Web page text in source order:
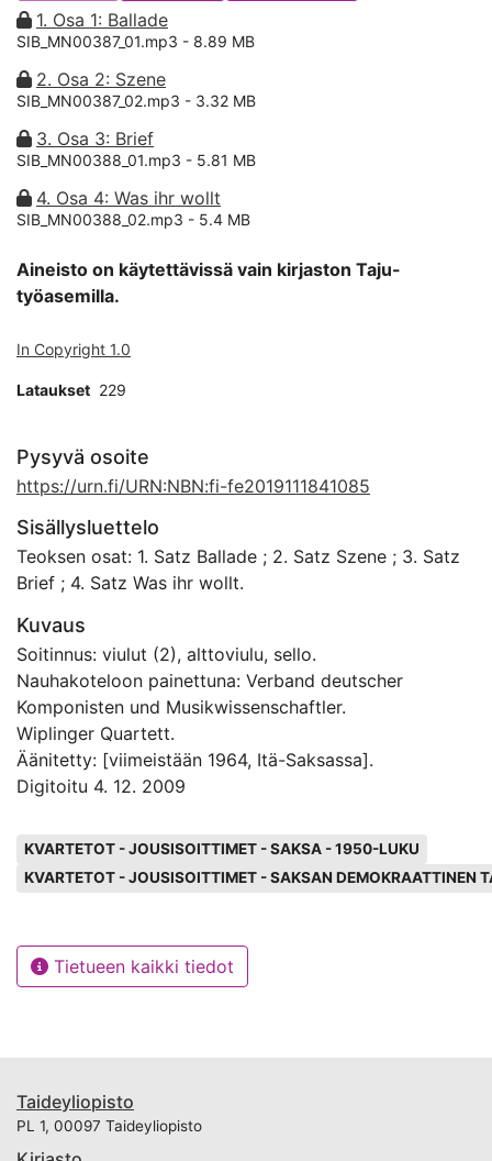
1. Osa 1: Ballade
SIB_MN00387_01.mp3 - 8.89 MB
2. Osa 2: Szene
SIB_MN00387_02.mp3 - 3.32 MB
3. Osa 3: Brief
SIB_MN00388_01.mp3 - 5.81 MB
4. Osa 4: Was ihr wollt
SIB_MN00388_02.mp3 - 5.4 MB
Aineisto on käytettävissä vain kirjaston Taju-
työasemilla.
In Copyright 1.0
Lataukset 229
Pysyvä osoite
https://urn.fi/URN:NBN:fi-fe2019111841085
Sisällysluettelo
Teoksen osat: 1. Satz Ballade ; 2. Satz Szene ; 3. Satz
Brief ; 4. Satz Was ihr wollt.
Kuvaus
Soitinnus: viulut (2), alttoviulu, sello.
Nauhakoteloon painettuna: Verband deutscher
Komponisten und Musikwissenschaftler.
Wiplinger Quartett.
Äänitetty: [viimeistään 1964, Itä-Saksassa].
Digitoitu 4. 12. 2009
KVARTETOT - JOUSISOITTIMET - SAKSA - 1950-LUKU
KVARTETOT - JOUSISOITTIMET - SAKSAN DEMOKRAATTINEN
Tietueen kaikki tiedot
Taideyliopisto
PL 1, 00097 Taideyliopisto